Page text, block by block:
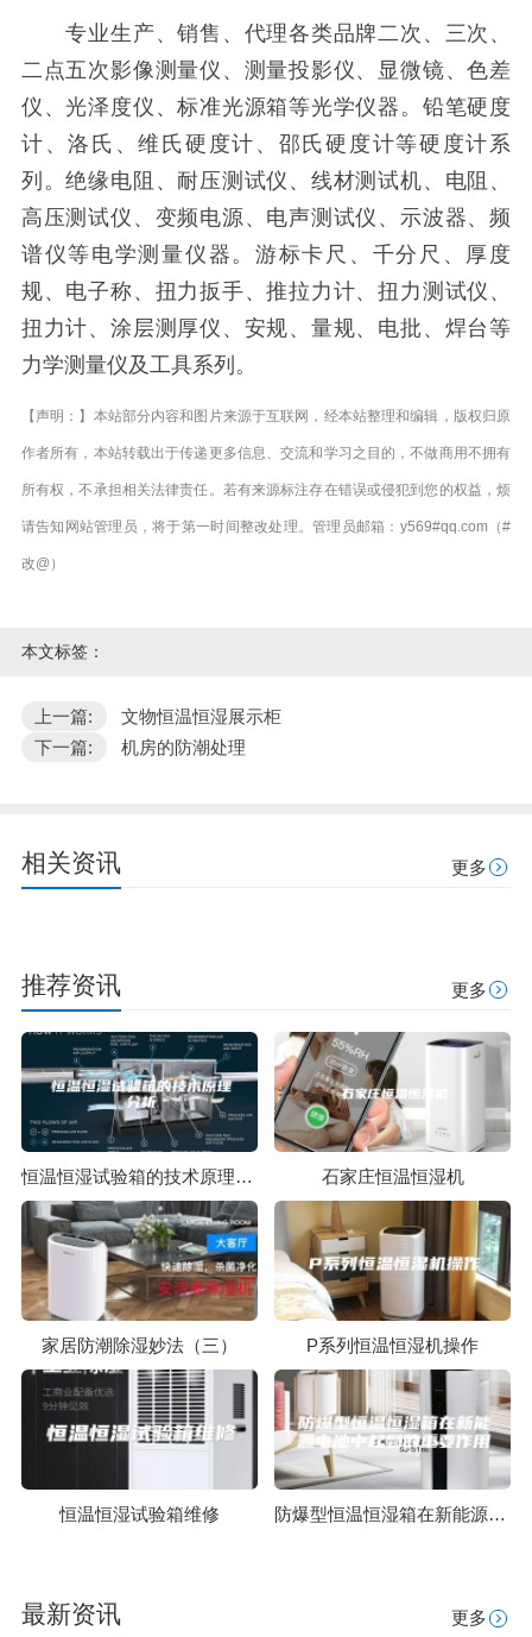
专业生产、销售、代理各类品牌二次、三次、
二点五次影像测量仪、测量投影仪、显微镜、色差
仪、光泽度仪、标准光源箱等光学仪器。铅笔硬度
计、洛氏、维氏硬度计、邵氏硬度计等硬度计系
列。绝缘电阻、耐压测试仪、线材测试机、电阻、
高压测试仪、变频电源、电声测试仪、示波器、频
谱仪等电学测量仪器。游标卡尺、千分尺、厚度
规、电子称、扭力扳手、推拉力计、扭力测试仪、
扭力计、涂层测厚仪、安规、量规、电批、焊台等
力学测量仪及工具系列。
【声明：】本站部分内容和图片来源于互联网，经本站整理和编辑，版权归原
作者所有，本站转载出于传递更多信息、交流和学习之目的，不做商用不拥有
所有权，不承担相关法律责任。若有来源标注存在错误或侵犯到您的权益，烦
请告知网站管理员，将于第一时间整改处理。管理员邮箱：y569#qq.com（#
改@）
本文标签：
上一篇:
文物恒温恒湿展示柜
下一篇:
机房的防潮处理
相关资讯 更多
推荐资讯 更多
恒温恒湿试验箱的技术原理分析 石家庄恒温恒湿机
家居防潮除湿妙法（三） P系列恒温恒湿机操作
恒温恒湿试验箱维修 防爆型恒温恒湿箱在新能源电池中起到的重要作用
最新资讯 更多